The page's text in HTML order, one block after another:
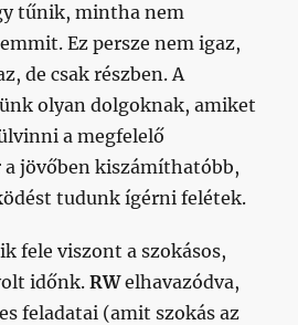
tűnik, mintha nem
Ez persze nem igaz,
de csak részben. A
olyan dolgoknak, amiket
a megfelelő
jövőben kiszámíthatóbb,
tudunk ígérni felétek.
fele viszont a szokásos,
időnk.RWelhavazódva,
feladatai (amit szokás az